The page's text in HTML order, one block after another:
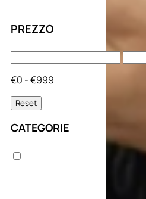
PREZZO
€0 - €999
Reset
CATEGORIE